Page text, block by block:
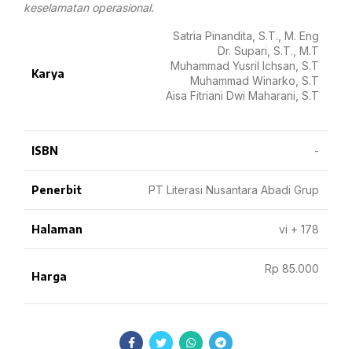
keselamatan operasional.
Karya
Satria Pinandita, S.T., M. Eng
Dr. Supari, S.T., M.T
Muhammad Yusril Ichsan, S.T
Muhammad Winarko, S.T
Aisa Fitriani Dwi Maharani, S.T
ISBN -
Penerbit PT Literasi Nusantara Abadi Grup
Halaman vi + 178
Harga
Rp 85.000